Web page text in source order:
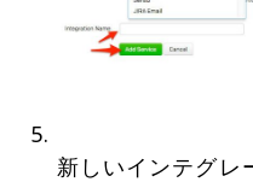
新しいインテグレ